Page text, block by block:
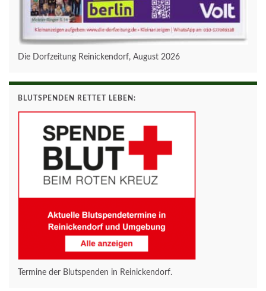
Die Dorfzeitung Reinickendorf, August 2026
BLUTSPENDEN RETTET LEBEN:
Termine der Blutspenden in Reinickendorf.